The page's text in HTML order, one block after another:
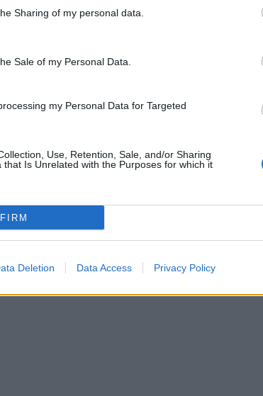
Sharing of my personal data.
Sale of my Personal Data.
my Personal Data for Targeted
Use, Retention, Sale, and/or Sharing
that Is Unrelated with the Purposes for which it
Deletion Data Access Privacy Policy
americana